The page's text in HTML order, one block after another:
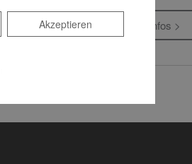
Infos >
Akzeptieren